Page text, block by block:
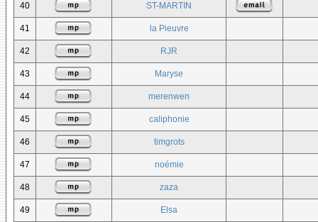
40 ST-MARTIN
41 la Pieuvre
42 RJR
43 Maryse
44 merenwen
45 caliphonie
46 timgrots
47 noémie
48 zaza
49 Elsa